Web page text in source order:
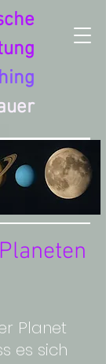
Planet
es sich